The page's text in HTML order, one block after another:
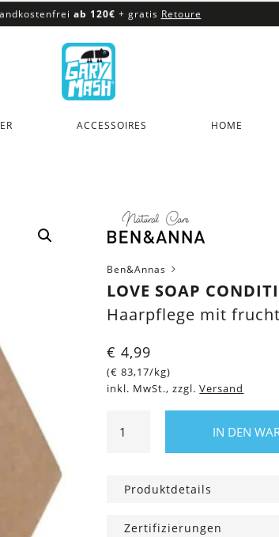
ab 120€ + gratis Retoure
ab 120€
ACCESSOIRES HOME
Ben&Annas
LOVE SOAP
Haarpflege mit
€ 4,99
(€ 83,17/kg)
inkl. MwSt., zzgl. Versand
Soap
Conditioner
Berry,
IN DEN
Produktdetails
Zertifizierungen